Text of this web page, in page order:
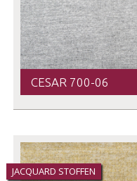
CESAR 700-06
JACQUARD STOFFEN